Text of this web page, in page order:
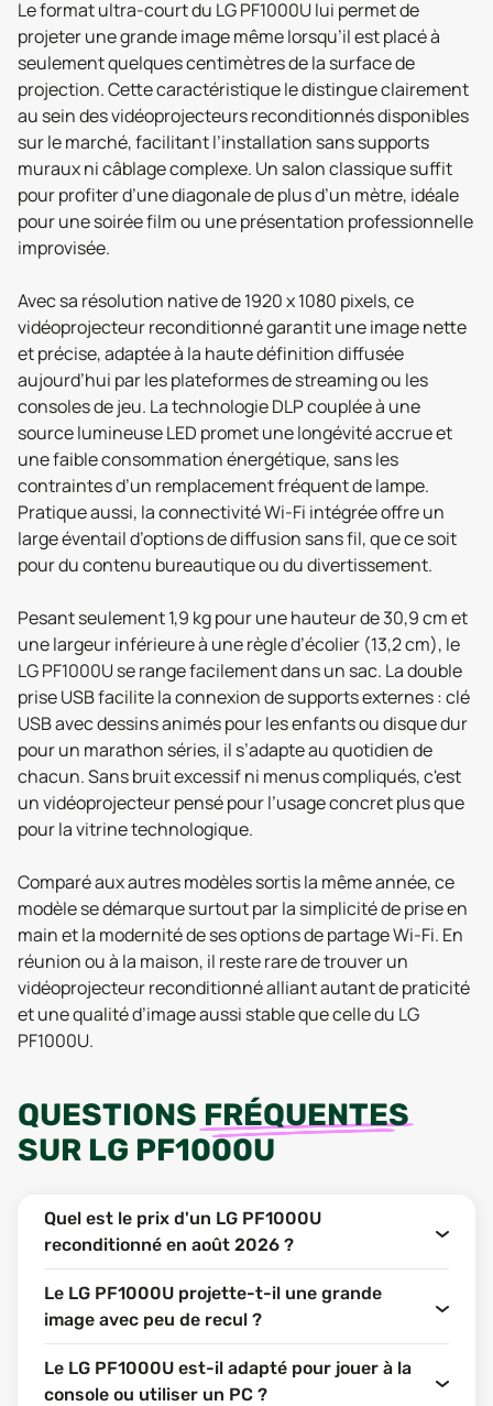
Le format ultra-court du LG PF1000U lui permet de
projeter une grande image même lorsqu’il est placé à
seulement quelques centimètres de la surface de
projection. Cette caractéristique le distingue clairement
au sein des vidéoprojecteurs reconditionnés disponibles
sur le marché, facilitant l’installation sans supports
muraux ni câblage complexe. Un salon classique suffit
pour profiter d’une diagonale de plus d’un mètre, idéale
pour une soirée film ou une présentation professionnelle
improvisée.
Avec sa résolution native de 1920 x 1080 pixels, ce
vidéoprojecteur reconditionné garantit une image nette
et précise, adaptée à la haute définition diffusée
aujourd’hui par les plateformes de streaming ou les
consoles de jeu. La technologie DLP couplée à une
source lumineuse LED promet une longévité accrue et
une faible consommation énergétique, sans les
contraintes d’un remplacement fréquent de lampe.
Pratique aussi, la connectivité Wi-Fi intégrée offre un
large éventail d’options de diffusion sans fil, que ce soit
pour du contenu bureautique ou du divertissement.
Pesant seulement 1,9 kg pour une hauteur de 30,9 cm et
une largeur inférieure à une règle d’écolier (13,2 cm), le
LG PF1000U se range facilement dans un sac. La double
prise USB facilite la connexion de supports externes : clé
USB avec dessins animés pour les enfants ou disque dur
pour un marathon séries, il s’adapte au quotidien de
chacun. Sans bruit excessif ni menus compliqués, c'est
un vidéoprojecteur pensé pour l’usage concret plus que
pour la vitrine technologique.
Comparé aux autres modèles sortis la même année, ce
modèle se démarque surtout par la simplicité de prise en
main et la modernité de ses options de partage Wi-Fi. En
réunion ou à la maison, il reste rare de trouver un
vidéoprojecteur reconditionné alliant autant de praticité
et une qualité d’image aussi stable que celle du LG
PF1000U.
QUESTIONS FRÉQUENTES
SUR LG PF1000U
Quel est le prix d'un LG PF1000U
reconditionné en août 2026 ?
Le LG PF1000U projette-t-il une grande
image avec peu de recul ?
Le LG PF1000U est-il adapté pour jouer à la
console ou utiliser un PC ?